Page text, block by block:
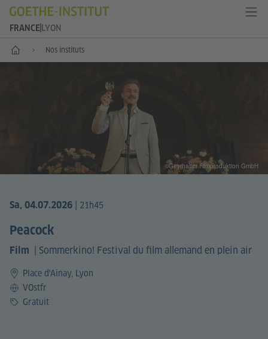
FRANCE LYON
Accueil Nos instituts
Sa, 04.07.2026 | 21h45
Peacock
Film Sommerkino! Festival du film allemand en plein air
Place d'Ainay, Lyon
LangueVOstfr
PrixGratuit
©Geyrhalter Filmproduktion GmbH